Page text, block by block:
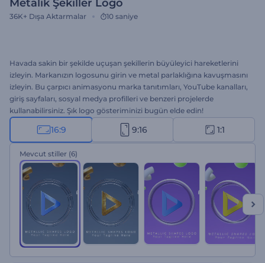
Metalik Şekiller Logo
36K+ Dışa Aktarmalar 10 saniye
Havada sakin bir şekilde uçuşan şekillerin büyüleyici hareketlerini
izleyin. Markanızın logosunu girin ve metal parlaklığına kavuşmasını
izleyin. Bu çarpıcı animasyonu marka tanıtımları, YouTube kanalları,
giriş sayfaları, sosyal medya profilleri ve benzeri projelerde
kullanabilirsiniz. Şık logo gösteriminizi bugün elde edin!
16:9 9:16 1:1
Mevcut stiller (6)